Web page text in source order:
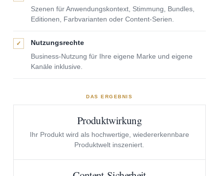
Szenen für Anwendungskontext, Stimmung, Bundles,
Editionen, Farbvarianten oder Content-Serien.
✓
Nutzungsrechte
Business-Nutzung für Ihre eigene Marke und eigene
Kanäle inklusive.
DAS ERGEBNIS
Produktwirkung
Ihr Produkt wird als hochwertige, wiedererkennbare
Produktwelt inszeniert.